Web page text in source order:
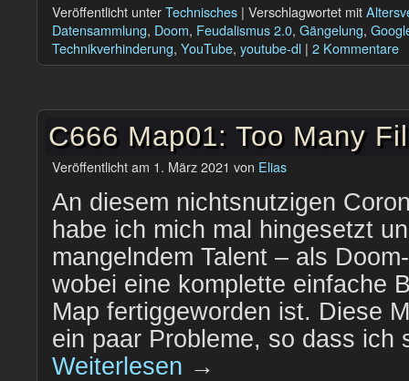
Veröffentlicht unterTechnisches | Verschlagwortet mit
Datensammlung, Doom, Feudalismus 2.0, Gängelung,
Technikverhinderung, YouTube, youtube-dl | 2 Kommentare
C666 Map01: Too Many
Veröffentlicht am 1. März 2021 von Elias
An diesem nichtsnutzigen
habe ich mich mal hingesetzt
mangelndem Talent – als
wobei eine komplette einfache
Map fertiggeworden ist. Diese
ein paar Probleme, so dass
Weiterlesen →